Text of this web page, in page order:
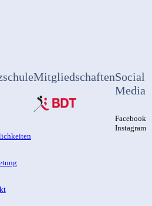
MitgliedschaftenSocial
Media
Facebook
Instagram